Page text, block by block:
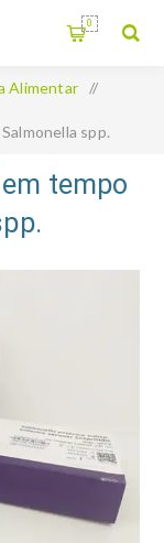
0
Alimentar /
spp.
tempo